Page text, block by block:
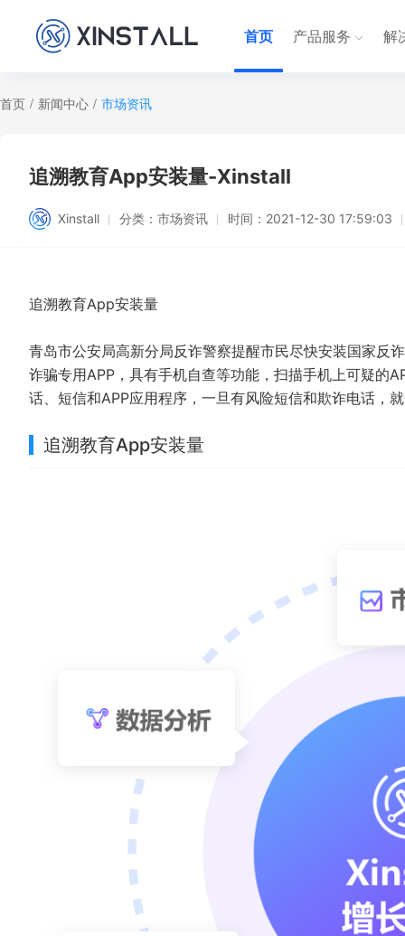
首页 产品服务 解
首页 / 新闻中心 / 市场资讯
追溯教育App安装量-Xinstall
Xinstall 分类： 市场资讯 时间： 2021-12-30 17:59:03
追溯教育App安装量
青岛市公安局高新分局反诈警察提醒市民尽快安装国家反
诈骗专用APP，具有手机自查等功能，扫描手机上可疑的
话、短信和APP应用程序，一旦有风险短信和欺诈电话，
追溯教育App安装量